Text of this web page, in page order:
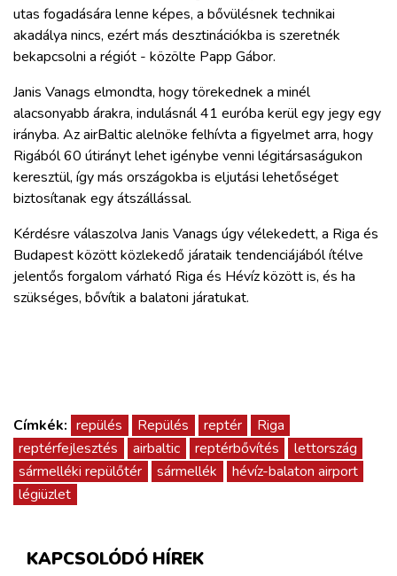
utas fogadására lenne képes, a bővülésnek technikai
akadálya nincs, ezért más desztinációkba is szeretnék
bekapcsolni a régiót - közölte Papp Gábor.
Janis Vanags elmondta, hogy törekednek a minél
alacsonyabb árakra, indulásnál 41 euróba kerül egy jegy egy
irányba. Az airBaltic alelnöke felhívta a figyelmet arra, hogy
Rigából 60 útirányt lehet igénybe venni légitársaságukon
keresztül, így más országokba is eljutási lehetőséget
biztosítanak egy átszállással.
Kérdésre válaszolva Janis Vanags úgy vélekedett, a Riga és
Budapest között közlekedő járataik tendenciájából ítélve
jelentős forgalom várható Riga és Hévíz között is, és ha
szükséges, bővítik a balatoni járatukat.
Címkék: repülés Repülés reptér
Riga
reptérfejlesztés
airbaltic reptérbővítés
lettország
sármelléki repülőtér
sármellék
hévíz-balaton airport
légiüzlet
KAPCSOLÓDÓ HÍREK